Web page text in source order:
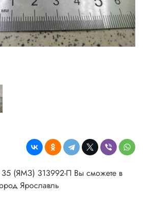
35 (ЯМЗ) 313992-П Вы сможете в
Ярославль